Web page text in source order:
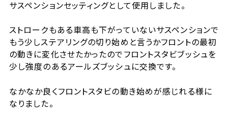
サスペンションセッティングとして使用しました。
ストロークもある車高も下がっていないサスペンションで
もう少しステアリングの切り始めと言うかフロントの最初
の動きに変化させたかったのでフロントスタビブッシュを
少し強度のあるアールズブッシュに交換です。
なかなか良くフロントスタビの動き始めが感じれる様に
なりました。